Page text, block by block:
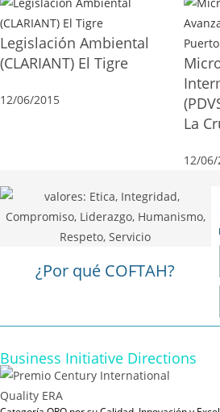
Legislación Ambiental
(CLARIANT) El Tigre
12/06/2015
La
12/
¿Por qué COFTAH?
Business Initiative Directions